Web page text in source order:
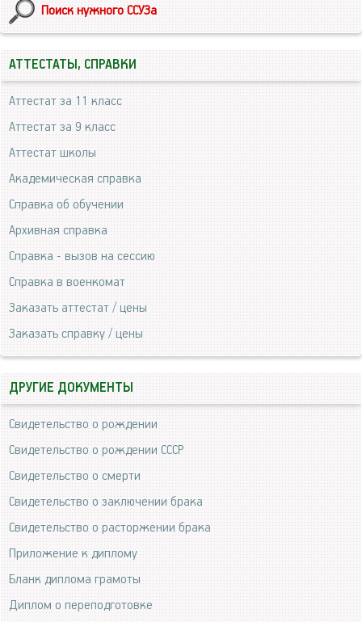
Поиск нужного ССУЗа
АТТЕСТАТЫ, СПРАВКИ
Аттестат за 11 класс
Аттестат за 9 класс
Аттестат школы
Академическая справка
Справка об обучении
Архивная справка
Справка - вызов на сессию
Справка в военкомат
Заказать аттестат / цены
Заказать справку / цены
ДРУГИЕ ДОКУМЕНТЫ
Свидетельство о рождении
Свидетельство о рождении СССР
Свидетельство о смерти
Свидетельство о заключении брака
Свидетельство о расторжении брака
Приложение к диплому
Бланк диплома грамоты
Диплом о переподготовке